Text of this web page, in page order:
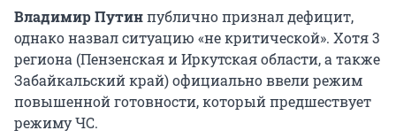
Владимир Путинпублично признал дефицит,
однако назвал ситуацию «не критической». Хотя 3
региона (Пензенская и Иркутская области, а также
Забайкальский край) официально ввели режим
повышенной готовности, который предшествует
режиму ЧС.